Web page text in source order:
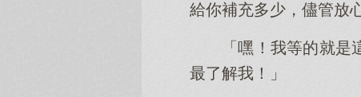
給你補充多少，儘管放
「嘿！我等的就
最了解我！」